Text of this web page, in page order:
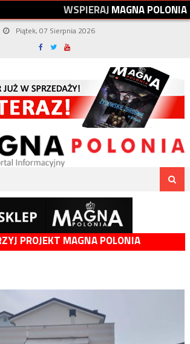
WSPIERAJMAGNAPOLONIA
Piątek, 07 Sierpnia 2026
PROJEKT MAGNA POLONIA